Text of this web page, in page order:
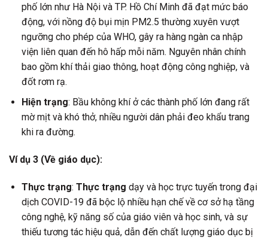
phố lớn như Hà Nội và TP. Hồ Chí Minh đã đạt mức báo
động, với nồng độ bụi mịn PM2.5 thường xuyên vượt
ngưỡng cho phép của WHO, gây ra hàng ngàn ca nhập
viện liên quan đến hô hấp mỗi năm. Nguyên nhân chính
bao gồm khí thải giao thông, hoạt động công nghiệp, và
đốt rơm rạ.
Hiện trạng: Bầu không khí ở các thành phố lớn đang rất
mờ mịt và khó thở, nhiều người dân phải đeo khẩu trang
khi ra đường.
Ví dụ 3 (Về giáo dục):
Thực trạng: Thực trạng dạy và học trực tuyến trong đại
dịch COVID-19 đã bộc lộ nhiều hạn chế về cơ sở hạ tầng
công nghệ, kỹ năng số của giáo viên và học sinh, và sự
thiếu tương tác hiệu quả, dẫn đến chất lượng giáo dục bị